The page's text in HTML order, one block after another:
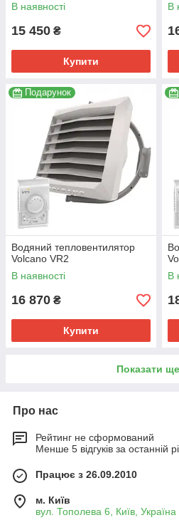
В наявності
15 450 ₴
Купити
В
Подарунок
Водяний тепловентилятор
Volcano VR2
В наявності
16 870 ₴
Купити
В
Показати ще
Про нас
Рейтинг не сформований
Менше 5 відгуків за останній
Працює з 26.09.2010
м. Київ
вул. Тополева 6, Київ, Україна